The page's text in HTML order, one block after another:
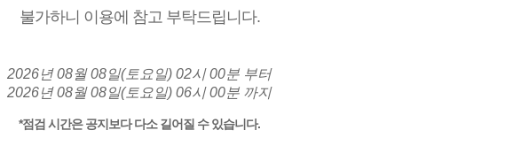
불가하니 이용에 참고 부탁드립니다.
2026년 08월 08일(토요일) 02시 00분 부터
2026년 08월 08일(토요일) 06시 00분 까지
*점검 시간은 공지보다 다소 길어질 수 있습니다.